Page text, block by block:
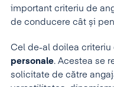
important criteriu de
de conducere cât și
Cel de-al doilea criteriu
personale. Acestea se
solicitate de către